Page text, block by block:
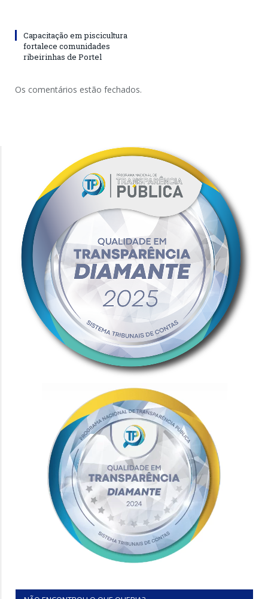
Capacitação em piscicultura
fortalece comunidades
ribeirinhas de Portel
Os comentários estão fechados.